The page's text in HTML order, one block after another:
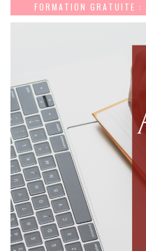
FORMATION GRATUITE